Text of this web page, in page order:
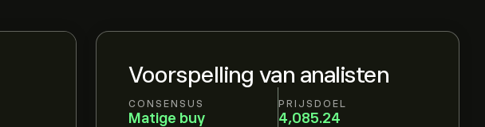
Voorspelling van analisten
CONSENSUS
Matige buy
PRIJSDOEL
4,085.24